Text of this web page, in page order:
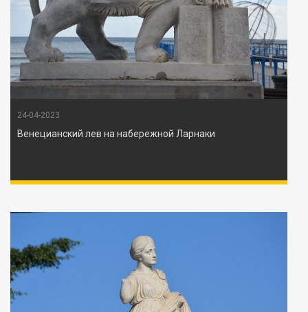
24-04-2023
Венецианский лев на набережной Ларнаки